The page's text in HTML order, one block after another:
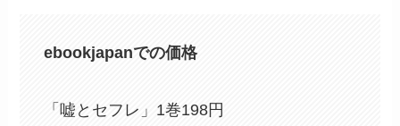
ebookjapanでの価格
「嘘とセフレ」1巻198円